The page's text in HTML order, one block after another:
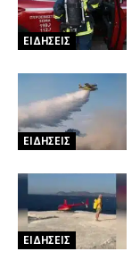
ΕΙΔΗΣΕΙΣ
ΕΙΔΗΣΕΙΣ
ΕΙΔΗΣΕΙΣ